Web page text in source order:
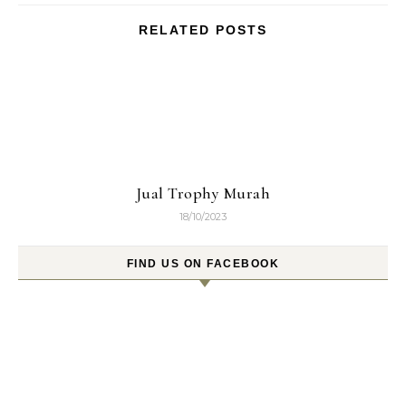
RELATED POSTS
Jual Trophy Murah
18/10/2023
FIND US ON FACEBOOK